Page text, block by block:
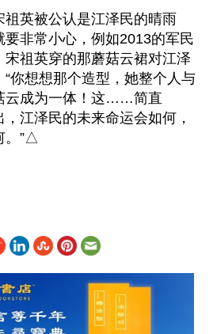
英被公认是江泽民的晴雨
非常小心，例如2013的军民
祖英穿的那蘑菇云裙对江泽
你想想那个造型，她整个人与
云成为一体！这……简直
江泽民的未来命运会如何，
。”△